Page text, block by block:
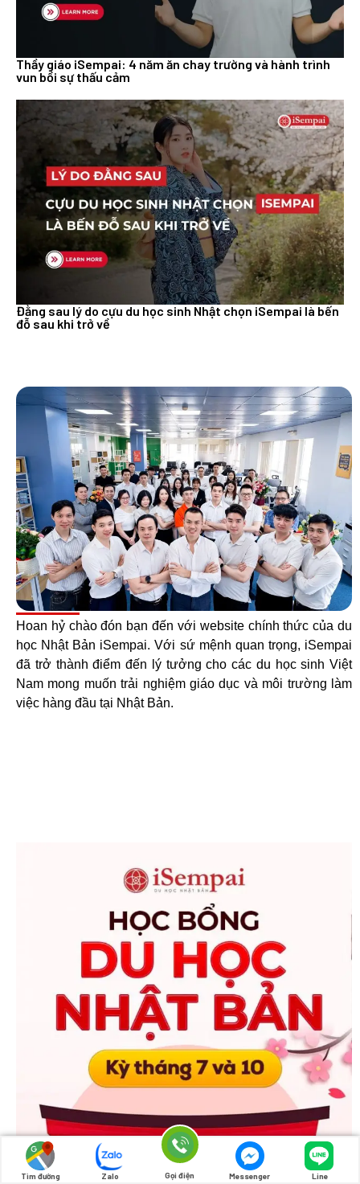
Thầy giáo iSempai: 4 năm ăn chay trường và hành trình
vun bồi sự thấu cảm
Đằng sau lý do cựu du học sinh Nhật chọn iSempai là bến
đỗ sau khi trở về
Hoan hỷ chào đón bạn đến với website chính thức của du
học Nhật Bản iSempai. Với sứ mệnh quan trọng, iSempai
đã trở thành điểm đến lý tưởng cho các du học sinh Việt
Nam mong muốn trải nghiệm giáo dục và môi trường làm
việc hàng đầu tại Nhật Bản.
Tìm đường Zalo Gọi điện Messenger Line